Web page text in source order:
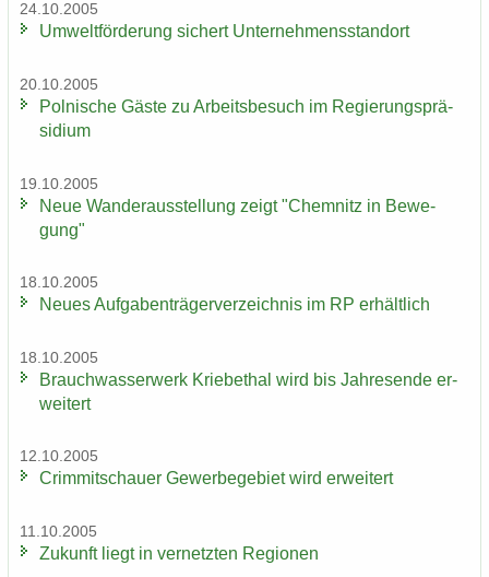
24.10.2005
Um­welt­för­de­rung si­chert Un­ter­neh­mens­stand­ort
20.10.2005
Pol­ni­sche Gäste zu Ar­beits­be­such im Re­gie­rungs­prä­
si­di­um
19.10.2005
Neue Wan­der­aus­stel­lung zeigt "Chem­nitz in Be­we­
gung"
18.10.2005
Neues Auf­ga­ben­trä­ger­ver­zeich­nis im RP er­hält­lich
18.10.2005
Brauch­was­ser­werk Krie­be­thal wird bis Jah­res­en­de er­
wei­tert
12.10.2005
Crim­mit­schau­er Ge­wer­be­ge­biet wird er­wei­tert
11.10.2005
Zu­kunft liegt in ver­netz­ten Re­gio­nen